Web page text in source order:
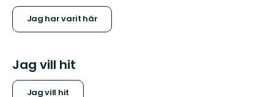
Jag har varit här
Jag vill hit
Jag vill hit